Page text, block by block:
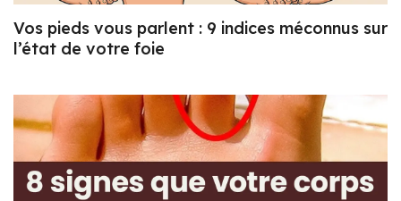
Vos pieds vous parlent : 9 indices méconnus sur
l’état de votre foie